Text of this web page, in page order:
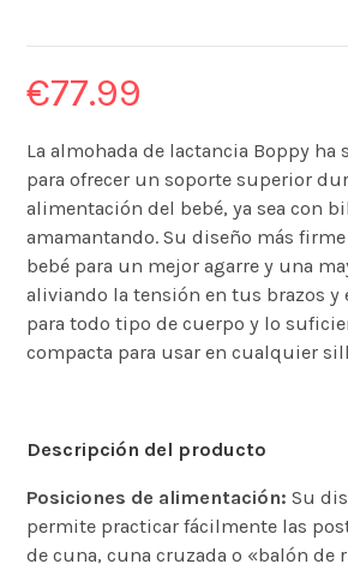
€77.99
La almohada de lactancia Boppy ha
para ofrecer un soporte superior
alimentación del bebé, ya sea con
amamantando. Su diseño más firme
bebé para un mejor agarre y una
aliviando la tensión en tus brazos y
para todo tipo de cuerpo y lo
compacta para usar en cualquier
Descripción del producto
Posiciones de alimentación: Su
permite practicar fácilmente las
de cuna, cuna cruzada o «balón de